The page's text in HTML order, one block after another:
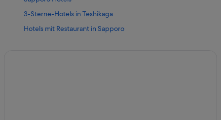
3-Sterne-Hotels in Teshikaga
Hotels mit Restaurant in Sapporo